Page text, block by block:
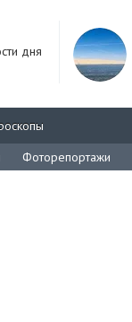
дня
Фоторепортажи